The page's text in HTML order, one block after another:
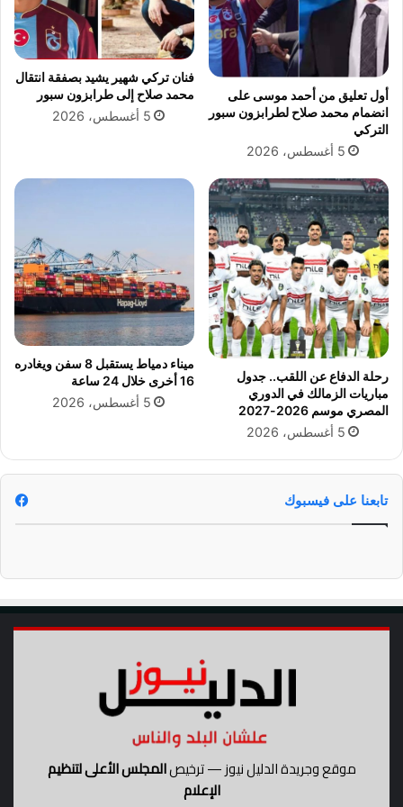
م
ب
ي
ع
ل
ن
ح
ا
ة
ا
ل
ك
و
ا
ر
ث
ت
ك
س
ا
س
إ
ل
ى
0
ق
ت
ي
ل
اً
أول تعليق من أحمد موسى على
انضمام محمد صلاح لطرابزون سبور
التركي
5 أغسطس، 2026
فنان تركي شهير يشيد بصفقة انتقال
محمد صلاح إلى طرابزون سبور
5 أغسطس، 2026
رحلة الدفاع عن اللقب.. جدول
مباريات الزمالك في الدوري
المصري موسم 2026-2027
5 أغسطس، 2026
ميناء دمياط يستقبل 8 سفن ويغادره
16 أخرى خلال 24 ساعة
5 أغسطس، 2026
تابعنا على فيسبوك
موقع وجريدة الدليل نيوز — ترخيصالمجلس الأعلى لتنظيم
الإعلام